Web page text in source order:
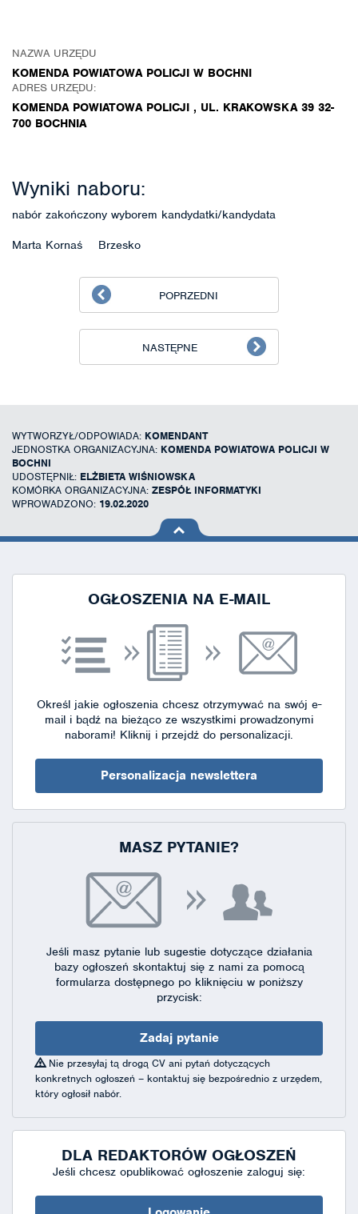
NAZWA URZĘDU
KOMENDA POWIATOWA POLICJI W BOCHNI
ADRES URZĘDU:
KOMENDA POWIATOWA POLICJI , UL. KRAKOWSKA 39 32-
700 BOCHNIA
Wyniki naboru:
nabór zakończony wyborem kandydatki/kandydata
Marta Kornaś Brzesko
POPRZEDNI
NASTĘPNE
WYTWORZYŁ/ODPOWIADA: KOMENDANT
JEDNOSTKA ORGANIZACYJNA: KOMENDA POWIATOWA POLICJI W
BOCHNI
UDOSTĘPNIŁ: ELŻBIETA WIŚNIOWSKA
KOMÓRKA ORGANIZACYJNA: ZESPÓŁ INFORMATYKI
WPROWADZONO: 19.02.2020
na górę
OGŁOSZENIA NA E-MAIL
Określ jakie ogłoszenia chcesz otrzymywać na swój e-
mail i bądź na bieżąco ze wszystkimi prowadzonymi
naborami! Kliknij i przejdź do personalizacji.
Personalizacja newslettera
MASZ PYTANIE?
Jeśli masz pytanie lub sugestie dotyczące działania
bazy ogłoszeń skontaktuj się z nami za pomocą
formularza dostępnegopo kliknięciu w poniższy
przycisk:
Zadaj pytanie
Nie przesyłaj tą drogą CV ani pytań dotyczących
konkretnych ogłoszeń – kontaktuj się bezpośrednio z urzędem,
który ogłosił nabór.
DLA REDAKTORÓW OGŁOSZEŃ
Jeśli chcesz opublikować ogłoszenie zaloguj się: